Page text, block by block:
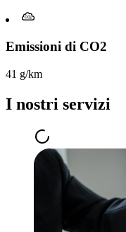
Emissioni di CO2
41 g/km
I nostri servizi